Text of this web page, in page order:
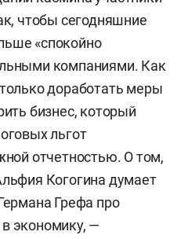
чтобы сегодняшние
«спокойно
компаниями. Как
доработать меры
бизнес, который
льгот
отчетностью. О том,
Когогина думает
Грефа про
экономику, —